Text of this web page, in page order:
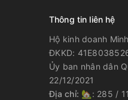
Thông tin liên hệ
Hộ kinh doanh
ĐKKD:
Ủy ban nhân dân
22/12/2021
Địa chỉ: 🏡: 285 /